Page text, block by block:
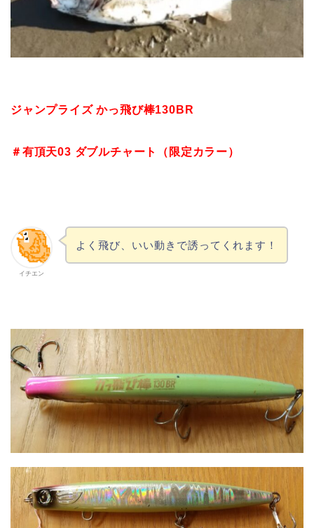
ジャンプライズ かっ飛び棒130BR
＃有頂天03 ダブルチャート（限定カラー）
イチエン
よく飛び、いい動きで誘ってくれます！